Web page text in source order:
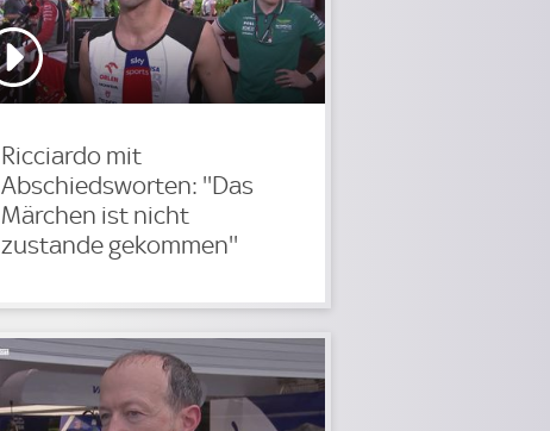
Ricciardo mit
Abschiedsworten: ''Das
Märchen ist nicht
zustande gekommen''